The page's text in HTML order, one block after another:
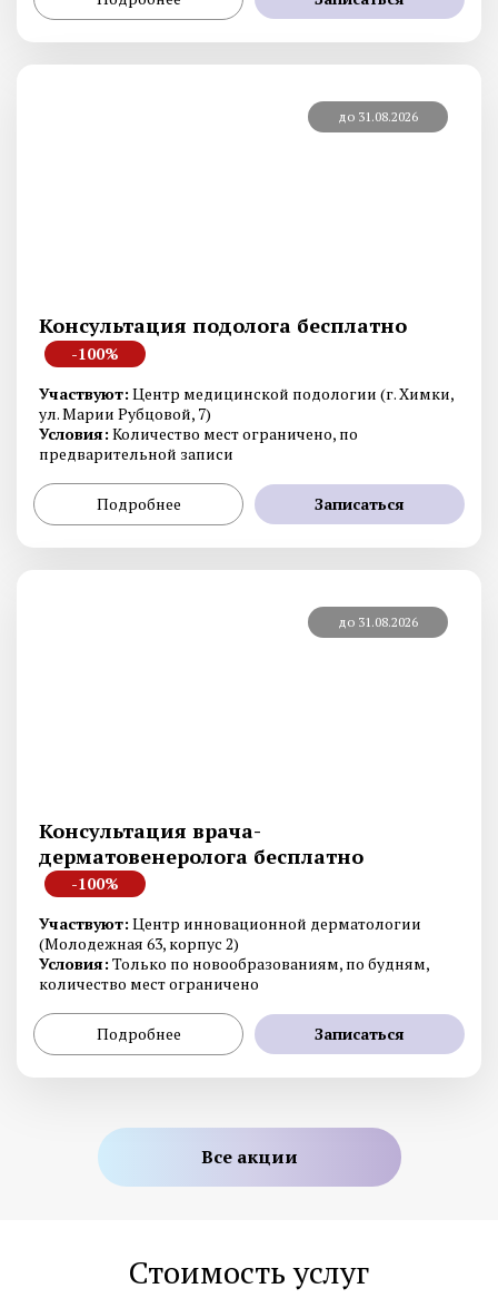
до 31.08.2026
Консультация подолога бесплатно
-100%
Участвуют: Центр медицинской подологии (г. Химки,
ул. Марии Рубцовой, 7)
Условия: Количество мест ограничено, по
предварительной записи
Подробнее Записаться
до 31.08.2026
Консультация врача-
дерматовенеролога бесплатно
-100%
Участвуют: Центр инновационной дерматологии
(Молодежная 63, корпус 2)
Условия: Только по новообразованиям, по будням,
количество мест ограничено
Подробнее Записаться
Все акции
Стоимость услуг